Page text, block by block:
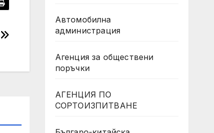
Автомобилна
администрация
Агенция за обществени
поръчки
АГЕНЦИЯ ПО
СОРТОИЗПИТВАНЕ